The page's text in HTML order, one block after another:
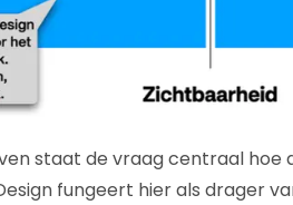
staat de vraag centraal hoe
fungeert hier als drager